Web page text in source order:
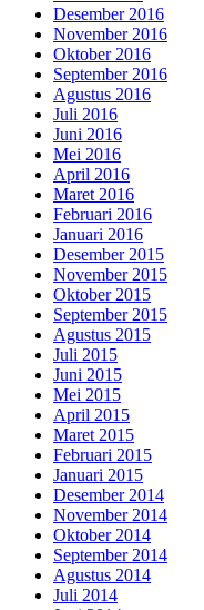
Desember 2016
November 2016
Oktober 2016
September 2016
Agustus 2016
Juli 2016
Juni 2016
Mei 2016
April 2016
Maret 2016
Februari 2016
Januari 2016
Desember 2015
November 2015
Oktober 2015
September 2015
Agustus 2015
Juli 2015
Juni 2015
Mei 2015
April 2015
Maret 2015
Februari 2015
Januari 2015
Desember 2014
November 2014
Oktober 2014
September 2014
Agustus 2014
Juli 2014